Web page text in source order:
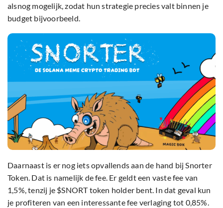
alsnog mogelijk, zodat hun strategie precies valt binnen je
budget bijvoorbeeld.
Daarnaast is er nog iets opvallends aan de hand bij Snorter
Token. Dat is namelijk de fee. Er geldt een vaste fee van
1,5%, tenzij je $SNORT token holder bent. In dat geval kun
je profiteren van een interessante fee verlaging tot 0,85%.